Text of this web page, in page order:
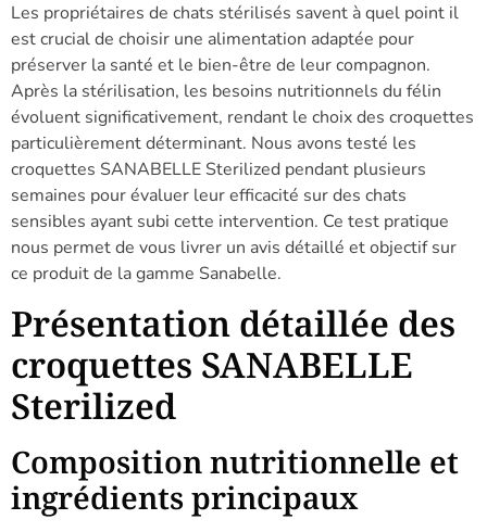
Les propriétaires de chats stérilisés savent à quel point il
est crucial de choisir une alimentation adaptée pour
préserver la santé et le bien-être de leur compagnon.
Après la stérilisation, les besoins nutritionnels du félin
évoluent significativement, rendant le choix des croquettes
particulièrement déterminant. Nous avons testé les
croquettes SANABELLE Sterilized pendant plusieurs
semaines pour évaluer leur efficacité sur des chats
sensibles ayant subi cette intervention. Ce test pratique
nous permet de vous livrer un avis détaillé et objectif sur
ce produit de la gamme Sanabelle.
Présentation détaillée des
croquettes SANABELLE
Sterilized
Composition nutritionnelle et
ingrédients principaux